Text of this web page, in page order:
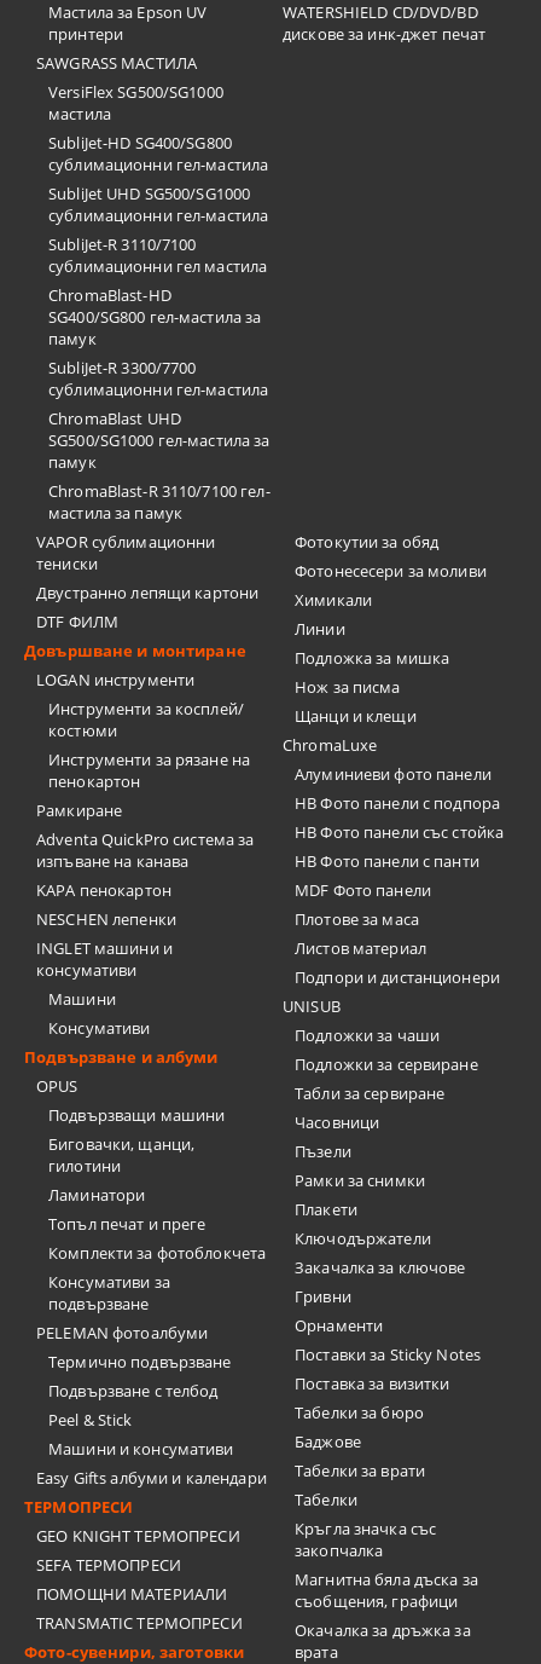
Мастила за Epson UV
принтери
SAWGRASS МАСТИЛА
VersiFlex SG500/SG1000
мастила
SubliJet-HD SG400/SG800
сублимационни гел-мастила
SubliJet UHD SG500/SG1000
сублимационни гел-мастила
SubliJet-R 3110/7100
сублимационни гел мастила
ChromaBlast-HD
SG400/SG800 гел-мастила за
памук
SubliJet-R 3300/7700
сублимационни гел-мастила
ChromaBlast UHD
SG500/SG1000 гел-мастила за
памук
ChromaBlast-R 3110/7100 гел-
мастила за памук
WATERSHIELD CD/DVD/BD
дискове за инк-джет печат
VAPOR сублимационни
тениски
Двустранно лепящи картони
DTF ФИЛМ
Довършване и монтиране
LOGAN инструменти
Инструменти за косплей/
костюми
Инструменти за рязане на
пенокартон
Рамкиране
Adventa QuickPro система за
изпъване на канава
KAPA пенокартон
NESCHEN лепенки
INGLET машини и
консумативи
Машини
Консумативи
Подвързване и албуми
OPUS
Подвързващи машини
Биговачки, щанци,
гилотини
Ламинатори
Топъл печат и преге
Комплекти за фотоблокчета
Консумативи за
подвързване
PELEMAN фотоалбуми
Термично подвързване
Подвързване с телбод
Peel & Stick
Машини и консумативи
Easy Gifts албуми и календари
ТЕРМОПРЕСИ
GEO KNIGHT ТЕРМОПРЕСИ
SEFA ТЕРМОПРЕСИ
ПОМОЩНИ МАТЕРИАЛИ
TRANSMATIC ТЕРМОПРЕСИ
Фото-сувенири, заготовки
Фотокутии за обяд
Фотонесесери за моливи
Химикали
Линии
Подложка за мишка
Нож за писма
Щанци и клещи
ChromaLuxe
Алуминиеви фото панели
HB Фото панели с подпора
HB Фото панели със стойка
HB Фото панели с панти
MDF Фото панели
Плотове за маса
Листов материал
Подпори и дистанционери
UNISUB
Подложки за чаши
Подложки за сервиране
Табли за сервиране
Часовници
Пъзели
Рамки за снимки
Плакети
Ключодържатели
Закачалка за ключове
Гривни
Орнаменти
Поставки за Sticky Notes
Поставка за визитки
Tабелки за бюро
Баджове
Табелки за врати
Табелки
Кръгла значка със
закопчалка
Магнитна бяла дъска за
съобщения, графици
Окачалка за дръжка за
врата